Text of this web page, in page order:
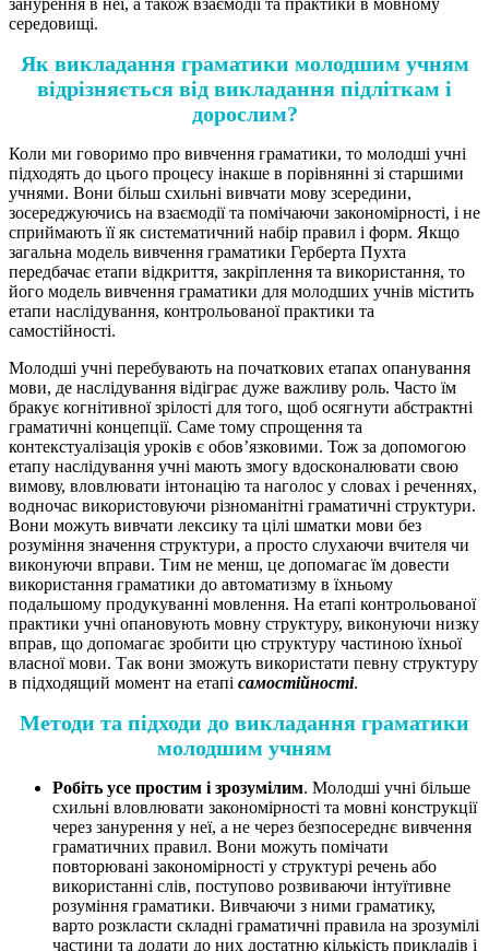
середовищі.
Як викладання граматики молодшим учням
відрізняється від викладання підліткам і
дорослим?
Коли ми говоримо про вивчення граматики, то молодші учні
підходять до цього процесу інакше в порівнянні зі старшими
учнями. Вони більш схильні вивчати мову зсередини,
зосереджуючись на взаємодії та помічаючи закономірності, і не
сприймають її як систематичний набір правил і форм. Якщо
загальна модель вивчення граматики Герберта Пухта
передбачає етапи відкриття, закріплення та використання, то
його модель вивчення граматики для молодших учнів містить
етапи наслідування, контрольованої практики та
самостійності.
Молодші учні перебувають на початкових етапах опанування
мови, де наслідування відіграє дуже важливу роль. Часто їм
бракує когнітивної зрілості для того, щоб осягнути абстрактні
граматичні концепції. Саме тому спрощення та
контекстуалізація уроків є обов’язковими. Тож за допомогою
етапу наслідування учні мають змогу вдосконалювати свою
вимову, вловлювати інтонацію та наголос у словах і реченнях,
водночас використовуючи різноманітні граматичні структури.
Вони можуть вивчати лексику та цілі шматки мови без
розуміння значення структури, а просто слухаючи вчителя чи
виконуючи вправи. Тим не менш, це допомагає їм довести
використання граматики до автоматизму в їхньому
подальшому продукуванні мовлення. На етапі контрольованої
практики учні опановують мовну структуру, виконуючи низку
вправ, що допомагає зробити цю структуру частиною їхньої
власної мови. Так вони зможуть використати певну структуру
в підходящий момент на етапі самостійності.
Методи та підходи до викладання граматики
молодшим учням
Робіть усе простим і зрозумілим. Молодші учні більше
схильні вловлювати закономірності та мовні конструкції
через занурення у неї, а не через безпосереднє вивчення
граматичних правил. Вони можуть помічати
повторювані закономірності у структурі речень або
використанні слів, поступово розвиваючи інтуїтивне
розуміння граматики. Вивчаючи з ними граматику,
варто розкласти складні граматичні правила на зрозумілі
частини та додати до них достатню кількість прикладів і